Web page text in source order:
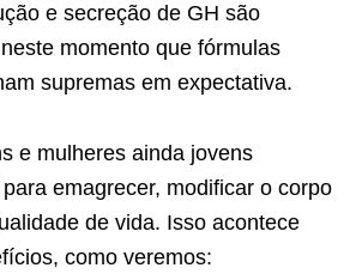
e secreção de GH são
momento que fórmulas
supremas em expectativa.
e mulheres ainda jovens
emagrecer, modificar o corpo
de vida. Isso acontece
como veremos: